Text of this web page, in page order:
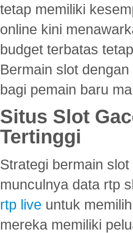
tetap memiliki
online kini
budget terbatas
Bermain slot
bagi pemain baru
Situs Slot
Tertinggi
Strategi bermain
munculnya data rtp
rtp live untuk
mereka memiliki